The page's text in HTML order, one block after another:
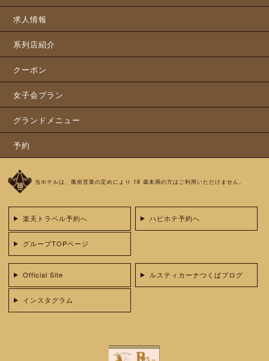
求人情報
系列店紹介
クーポン
女子会プラン
グランドメニュー
予約
当ホテルは、風俗営業の定めにより 18 歳未満の方はご利用いただけません。
楽天トラベル予約へ ハピホテ予約へ
グループTOPページ
Official Site ルスティカーナつくばブログ
インスタグラム